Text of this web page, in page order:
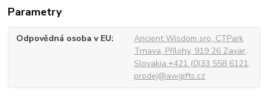
Parametry
Odpovědná osoba v EU
Ancient Wisdom sro, CTPark
Trnava, Přílohy, 919 26 Zavar,
Slovakia.+421 (0)33 558 6121,
prodej@awgifts.cz